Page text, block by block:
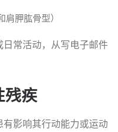
肩胛肱骨型）
常活动，从写电子邮件
残疾
影响其行动能力或运动